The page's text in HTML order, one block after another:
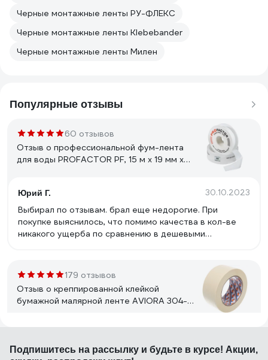
Черные монтажные ленты РУ-ФЛЕКС
Черные монтажные ленты Klebebander
Черные монтажные ленты Милен
Популярные отзывы
60 отзывов
Отзыв о профессиональной фум-лента
для воды PROFACTOR PF, 15 м х 19 мм х
Юрий Г. 30.10.2023
Выбирал по отзывам. брал еще недорогие. При
покупке выяснилось, что помимо качества в кол-ве
никакого ущерба по сравнению в дешевыми
аналогов. Просто на сайте каждый товар отдельно и
сравнить их так вместе невозможно. Поэтому дал
фото вместе.
179 отзывов
Отзыв о креппированной клейкой
бумажной малярной ленте AVIORA 304-
цена, качество
Подпишитесь на рассылку и будьте в курсе! Акции,